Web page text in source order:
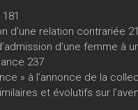
d’une relation contrariée
d’une femme à
237
» à l’annonce de la
et évolutifs sur